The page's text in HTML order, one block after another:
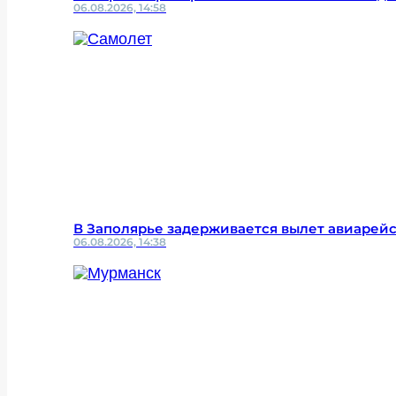
06.08.2026, 14:58
В Заполярье задерживается вылет
06.08.2026, 14:38